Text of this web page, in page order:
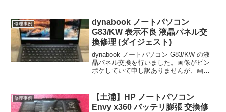
け、液晶ディスプレイ部を取り外し、液
晶パネルを...
修理事例
dynabook ノートパソコン
G83/KW 表示不良 液晶パネル交
換修理 (ダイジェスト)
dynabook ノートパソコン G83/KW の液
晶パネル交換を行いました。画像がピン
ボケしていて申し訳ありませんが、画面
ったことから、液晶パネルの交換で改善
するもの...
修理事例
【土浦】HP ノートパソコン
Envy x360 バッテリ膨張 交換修